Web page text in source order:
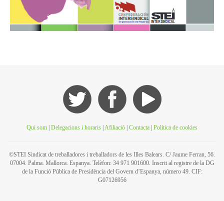
Qui som | Delegacions i horaris | Afiliació | Contacta | Política de cookies
©STEI Sindicat de treballadores i treballadors de les Illes Balears. C/ Jaume Ferran, 56.
07004. Palma. Mallorca. Espanya. Telèfon: 34 971 901600. Inscrit al registre de la DG
de la Funció Pública de Presidència del Govern d’Espanya, número 49. CIF:
G07126956